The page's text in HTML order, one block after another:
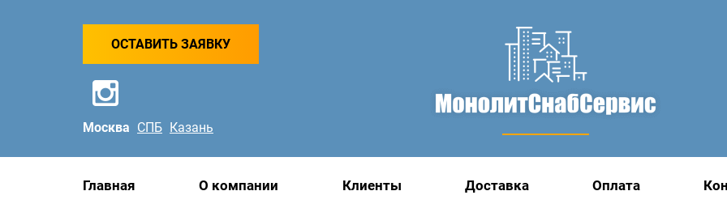
ОСТАВИТЬ ЗАЯВКУ
Москва СПБ Казань
Главная О компании Клиенты Доставка Оплата